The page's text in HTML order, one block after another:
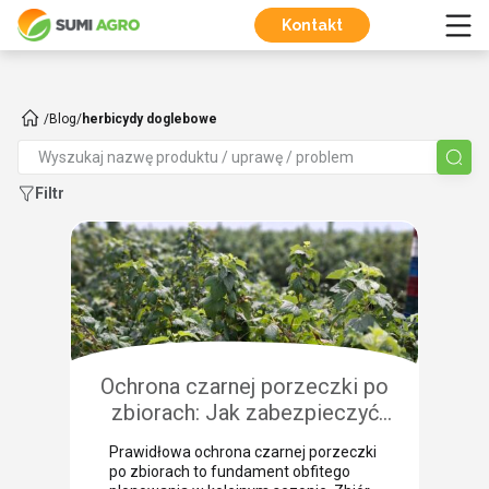
Kontakt
/Blog/herbicydy doglebowe
Filtr
Ochrona czarnej porzeczki po
zbiorach: Jak zabezpieczyć
plantację przed chorobami i
szkodnikami?
Prawidłowa ochrona czarnej porzeczki
po zbiorach to fundament obfitego